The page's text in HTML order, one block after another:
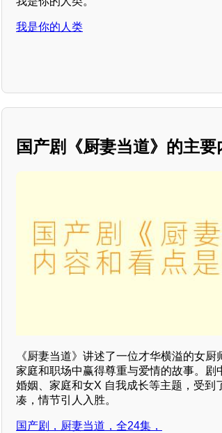
我是你的人类
国产剧《厨妻当道》的主
《厨妻当道》讲述了一位才华横溢的女
家庭和职场中赢得尊重与爱情的故事。
婚姻、家庭和女X 自我成长等主题，受
凑，情节引人入胜。
国产剧，厨妻当道，全24集，